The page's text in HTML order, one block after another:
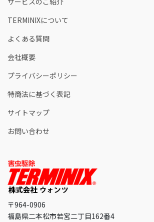
TERMINIXについて
よくある質問
会社概要
プライバシーポリシー
特商法に基づく表記
サイトマップ
お問い合わせ
〒964-0906
福島県二本松市若宮二丁目162番4